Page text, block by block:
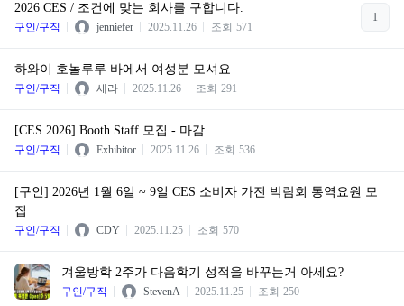
2026 CES / 조건에 맞는 회사를 구합니다.
구인/구직 jenniefer 2025.11.26 조회 571
1
하와이 호놀루루 바에서 여성분 모셔요
구인/구직 세라 2025.11.26 조회 291
[CES 2026] Booth Staff 모집 - 마감
구인/구직 Exhibitor 2025.11.26 조회 536
[구인] 2026년 1월 6일 ~ 9일 CES 소비자 가전 박람회 통역요원 모
집
구인/구직 CDY 2025.11.25 조회 570
겨울방학 2주가 다음학기 성적을 바꾸는거 아세요?
구인/구직 StevenA 2025.11.25 조회 250